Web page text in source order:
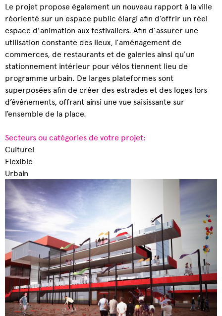
Le projet propose également un nouveau rapport à la ville
réorienté sur un espace public élargi afin d’offrir un réel
espace d'animation aux festivaliers. Afin d’assurer une
utilisation constante des lieux, l’aménagement de
commerces, de restaurants et de galeries ainsi qu’un
stationnement intérieur pour vélos tiennent lieu de
programme urbain. De larges plateformes sont
superposées afin de créer des estrades et des loges lors
d’événements, offrant ainsi une vue saisissante sur
l’ensemble de la place.
Secteurs ou catégories de votre projet:
Culturel
Flexible
Urbain